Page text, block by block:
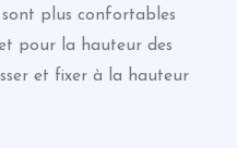
plus confortables
pour la hauteur des
et fixer à la hauteur